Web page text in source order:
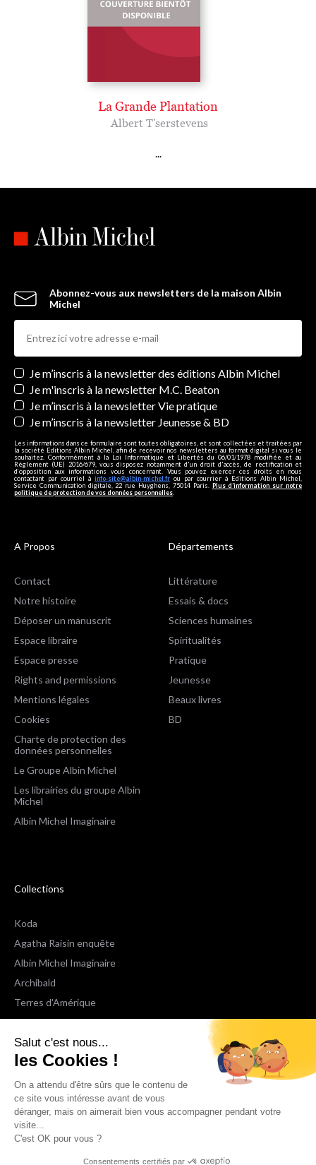
Salut c'est nous...
les Cookies !
On a attendu d'être sûrs que le contenu de
ce site vous intéresse avant de vous
déranger, mais on aimerait bien vous accompagner pendant votre
visite...
C'est OK pour vous ?
Consentements certifiés par
La Grande Plantation
Albert T'serstevens
...
Abonnez-vous aux newsletters de la maison Albin
Michel
Newsletters
Je m’inscris à la newsletter des éditions Albin Michel
Je m'inscris à la newsletter M.C. Beaton
Je m’inscris à la newsletter Vie pratique
Je m’inscris à la newsletter Jeunesse & BD
Les informations dans ce formulaire sont toutes obligatoires, et sont collectées et traitées par
la société Editions Albin Michel, afin de recevoir nos newsletters au format digital si vous le
souhaitez. Conformément à la Loi Informatique et Libertés du 06/01/1978 modifiée et au
Règlement (UE) 2016/679, vous disposez notamment d'un droit d'accès, de rectification et
d’opposition aux informations vous concernant. Vous pouvez exercer ces droits en nous
contactant par courriel à info-site@albin-michel.fr ou par courrier à Editions Albin Michel,
Service Communication digitale, 22 rue Huyghens, 75014 Paris. Plus d’information sur notre
politique de protection de vos données personnelles
A Propos
Contact
Notre histoire
Déposer un manuscrit
Espace libraire
Espace presse
Rights and permissions
Mentions légales
Cookies
Charte de protection des
données personnelles
Le Groupe Albin Michel
Les librairies du groupe Albin
Michel
Albin Michel Imaginaire
Départements
Littérature
Essais & docs
Sciences humaines
Spiritualités
Pratique
Jeunesse
Beaux livres
BD
Collections
Koda
Agatha Raisin enquête
Albin Michel Imaginaire
Archibald
Terres d'Amérique
Espaces Libres Poche
NOX
Wiz
Voir toutes les collections
Nous suivre